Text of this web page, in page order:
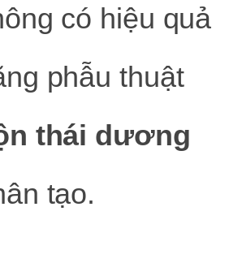
có hiệu quả
phẫu thuật
thái dương
tạo.